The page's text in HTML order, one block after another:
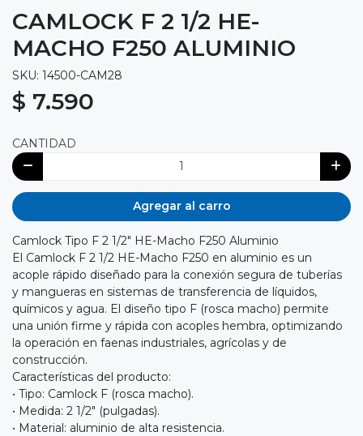
CAMLOCK F 2 1/2 HE-
MACHO F250 ALUMINIO
SKU: 14500-CAM28
$ 7.590
CANTIDAD
Agregar al carro
Camlock Tipo F 2 1/2" HE-Macho F250 Aluminio
El Camlock F 2 1/2 HE-Macho F250 en aluminio es un
acople rápido diseñado para la conexión segura de tuberías
y mangueras en sistemas de transferencia de líquidos,
químicos y agua. El diseño tipo F (rosca macho) permite
una unión firme y rápida con acoples hembra, optimizando
la operación en faenas industriales, agrícolas y de
construcción.
Características del producto:
• Tipo: Camlock F (rosca macho).
• Medida: 2 1/2" (pulgadas).
• Material: aluminio de alta resistencia.